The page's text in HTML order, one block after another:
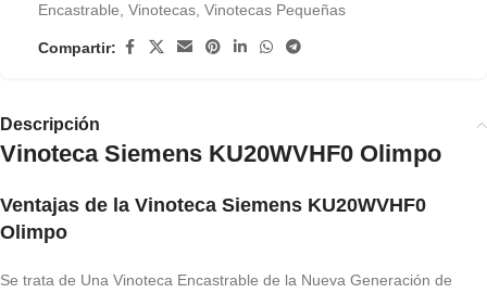
Encastrable Vinotecas Vinotecas Pequeñas
Compartir:
Descripción
Vinoteca Siemens KU20WVHF0 Olimpo
Ventajas de la Vinoteca Siemens KU20WVHF0
Olimpo
Se trata de Una Vinoteca Encastrable de la Nueva Generación de